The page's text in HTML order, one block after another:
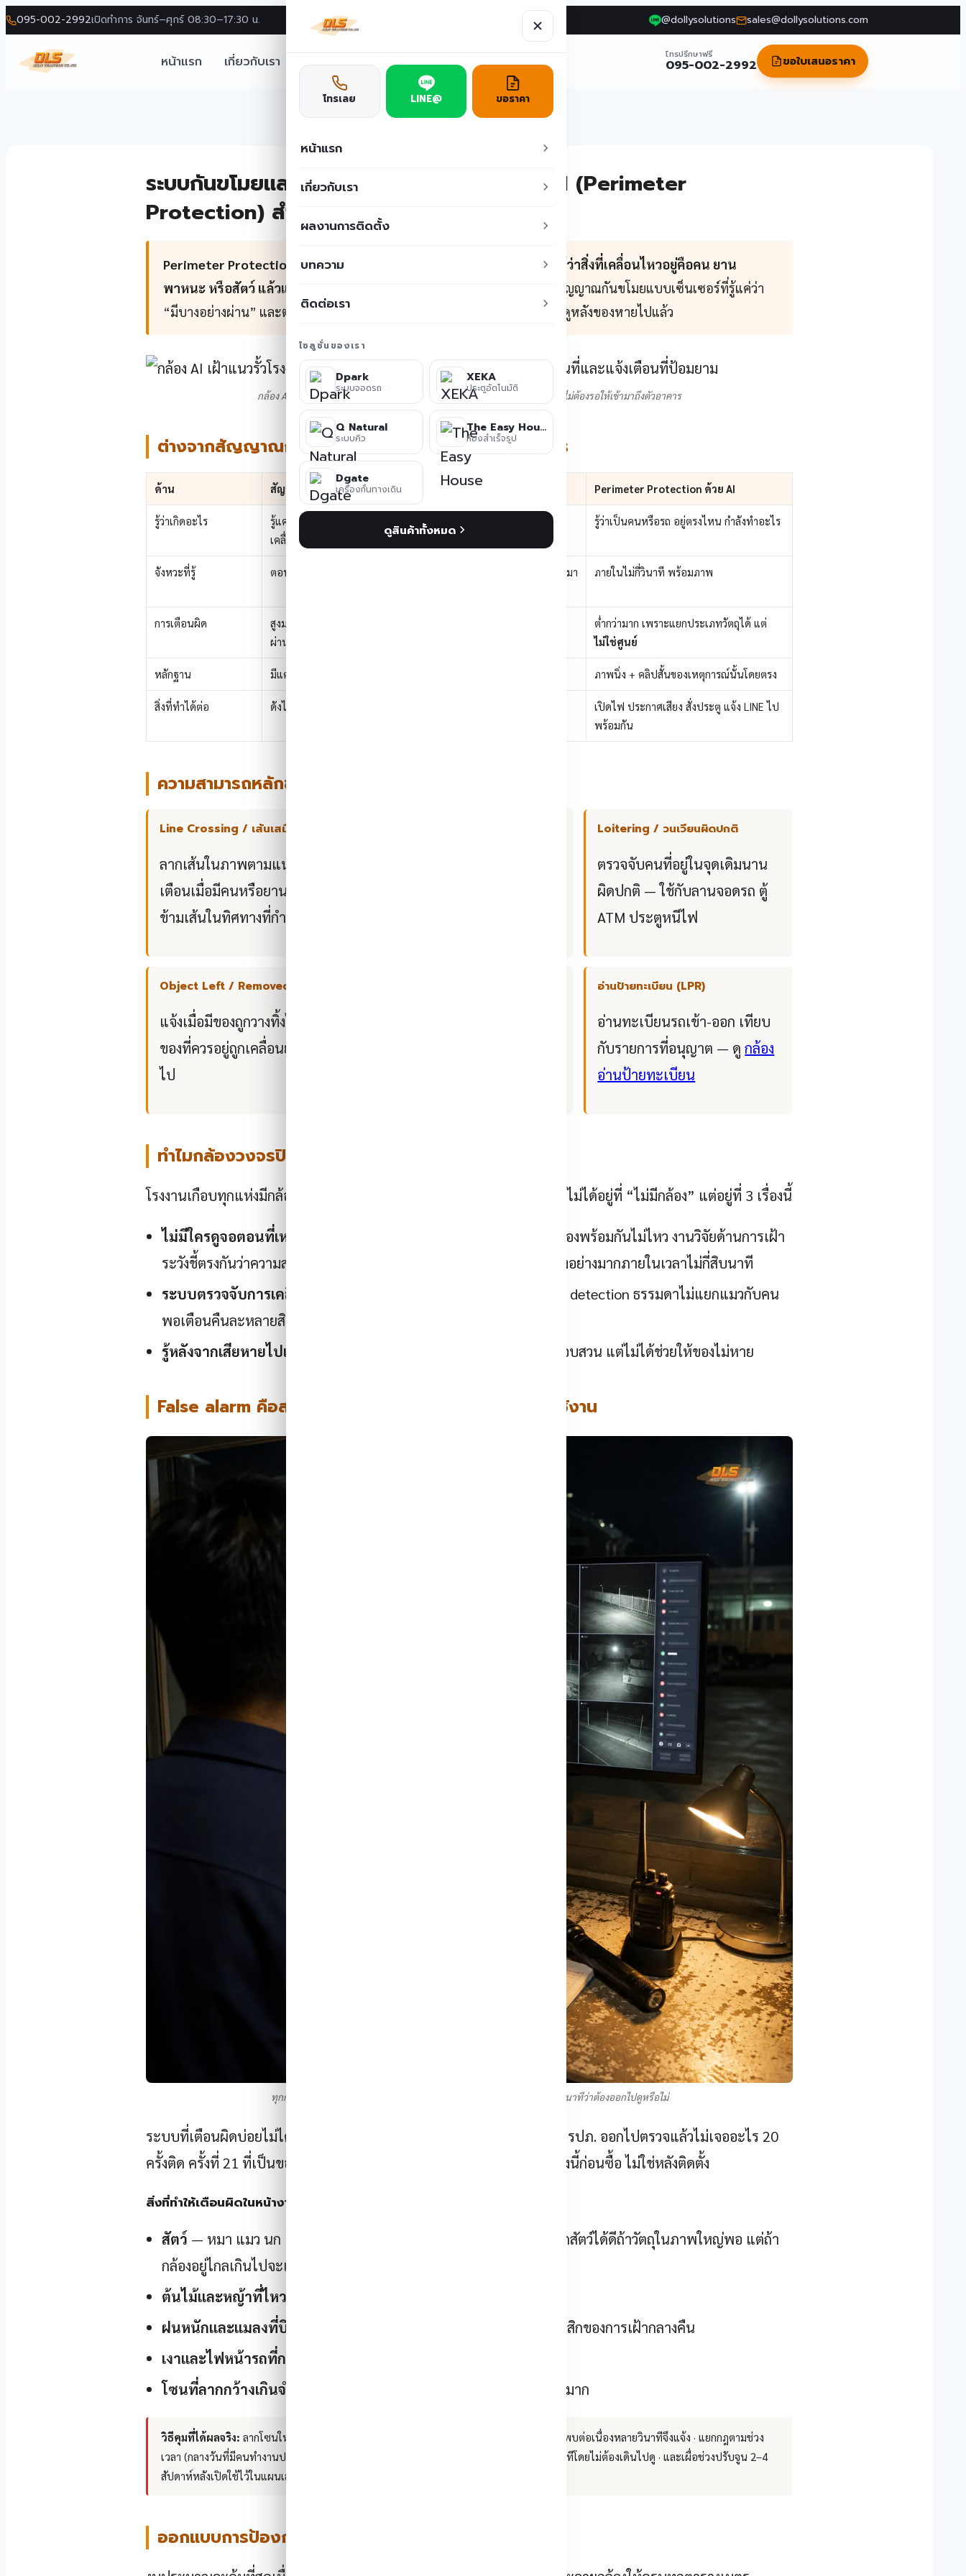
095-002-2992เปิดทำการ จันทร์–ศุกร์ 08:30–17:30 น. @dollysolutions sales@dollysolutions.com
หน้าแรก เกี่ยวกับเรา โซลูชั่น ผลงาน บทความ ติดต่อเรา โทรปรึกษาฟรี
095-002-2992 ขอใบเสนอราคา
โทรเลย LINE@ ขอราคา
หน้าแรก
เกี่ยวกับเรา
ผลงานการติดตั้ง
บทความ
ติดต่อเรา
โซลูชั่นของเรา
Dpark
ระบบจอดรถ
XEKA
ประตูอัตโนมัติ
Q Natural
ระบบคิว
The Easy House
ห้องสำเร็จรูป
Dgate
เครื่องกั้นทางเดิน
ดูสินค้าทั้งหมด
ระบบกันขโมยและป้องกันการบุกรุกด้วยกล้อง AI (Perimeter
Protection) สำหรับโรงงานและคลังสินค้า
Perimeter Protection คือการเฝ้าแนวเขตพื้นที่ด้วยกล้อง AI ที่แยกแยะได้ว่าสิ่งที่เคลื่อนไหวอยู่คือคน ยาน
พาหนะ หรือสัตว์ แล้วแจ้งเตือนเฉพาะกรณีที่เป็นการบุกรุกจริง
— ต่างจากสัญญาณกันขโมยแบบเซ็นเซอร์ที่รู้แค่ว่า
“มีบางอย่างผ่าน” และต่างจากกล้องวงจรปิดทั่วไปที่บันทึกไว้เฉย ๆ ให้มาย้อนดูหลังของหายไปแล้ว
กล้อง AI เฝ้าแนวเขตโรงงานตอนกลางคืน — แจ้งเตือนตั้งแต่มีคนเข้าใกล้แนวรั้ว ไม่ต้องรอให้เข้ามาถึงตัวอาคาร
ต่างจากสัญญาณกันขโมยและกล้องวงจรปิดทั่วไปอย่างไร
ด้าน สัญญาณกันขโมยแบบเซ็นเซอร์ กล้องวงจรปิดทั่วไป Perimeter Protection ด้วย AI
รู้ว่าเกิดอะไร
รู้แค่ว่ามีการตัดลำแสงหรือมีการ
เคลื่อนไหว
รู้ว่าเป็นคนหรือรถ อยู่ตรงไหน กำลังทำอะไร
จังหวะที่รู้ ตอนถูกกระตุ้น
ส่วนใหญ่คือหลังเกิดเหตุ ตอนมา
ภายในไม่กี่วินาที พร้อมภาพ
การเตือนผิด
สูงมาก — สัตว์ ใบไม้ ฝน แมลงบิน
ผ่านเลนส์
ต่ำกว่ามาก เพราะแยกประเภทวัตถุได้ แต่
ไม่ใช่ศูนย์
หลักฐาน มีแค่ log ว่าโซนไหนถูกกระตุ้น ภาพนิ่ง + คลิปสั้นของเหตุการณ์นั้นโดยตรง
สิ่งที่ทำได้ต่อ ดังไซเรน
เปิดไฟ ประกาศเสียง สั่งประตู แจ้ง LINE ไป
พร้อมกัน
ความสามารถหลักของระบบ
Line Crossing / เส้นเสมือน
ลากเส้นในภาพตามแนวรั้ว แจ้ง
เตือนเมื่อมีคนหรือยานพาหนะ
ข้ามเส้นในทิศทางที่กำหนด
Loitering / วนเวียนผิดปกติ
ตรวจจับคนที่อยู่ในจุดเดิมนาน
ผิดปกติ — ใช้กับลานจอดรถ ตู้
ATM ประตูหนีไฟ
Object Left / Removed
แจ้งเมื่อมีของถูกวางทิ้งไว้ หรือ
ของที่ควรอยู่ถูกเคลื่อนย้ายออก
ไป
อ่านป้ายทะเบียน (LPR)
อ่านทะเบียนรถเข้า-ออก เทียบ
กับรายการที่อนุญาต — ดูกล้อง
อ่านป้ายทะเบียน
ทำไมกล้องวงจรปิดที่มีอยู่แล้วถึงยังไม่พอ
โรงงานเกือบทุกแห่งมีกล้องวงจรปิดอยู่แล้ว แต่ของยังหายอยู่ดี เพราะปัญหาไม่ได้อยู่ที่ “ไม่มีกล้อง” แต่อยู่ที่ 3 เรื่องนี้
ไม่มีใครดูจอตอนที่เหตุเกิดจริง
— กะดึกมี รปภ. ไม่กี่คน ดูจอหลายสิบช่องพร้อมกันไม่ไหว งานวิจัยด้านการเฝ้า
ระวังชี้ตรงกันว่าความสามารถในการจับความผิดปกติจากการจ้องจอตกลงอย่างมากภายในเวลาไม่กี่สิบนาที
ระบบตรวจจับการเคลื่อนไหวแบบเดิมเตือนบ่อยจนถูกปิด
— motion detection ธรรมดาไม่แยกแมวกับคน
พอเตือนคืนละหลายสิบครั้ง สุดท้ายทีมงานก็ปิดการแจ้งเตือนทิ้ง
รู้หลังจากเสียหายไปแล้ว
— วิดีโอย้อนหลังช่วยเรื่องการเคลมและการสอบสวน แต่ไม่ได้ช่วยให้ของไม่หาย
False alarm คือสาเหตุอันดับหนึ่งที่ระบบกันขโมยถูกปิดใช้งาน
ทุกการแจ้งเตือนมาพร้อมภาพของเหตุการณ์นั้น เพื่อให้ รปภ. ตัดสินได้ใน 2 วินาทีว่าต้องออกไปดูหรือไม่
ระบบที่เตือนผิดบ่อยไม่ได้แค่ “น่ารำคาญ” แต่มันทำลายตัวเอง เพราะเมื่อ รปภ. ออกไปตรวจแล้วไม่เจออะไร 20
ครั้งติด ครั้งที่ 21 ที่เป็นของจริงก็จะไม่มีใครออกไป นี่คือเหตุผลที่ต้องคุยเรื่องนี้ก่อนซื้อ ไม่ใช่หลังติดตั้ง
สิ่งที่ทำให้เตือนผิดในหน้างานจริง
สัตว์ — หมา แมว นก และหนู เป็นสาเหตุอันดับต้น ๆ AI แยกคนออกจากสัตว์ได้ดีถ้าวัตถุในภาพใหญ่พอ แต่ถ้า
กล้องอยู่ไกลเกินไปจะเริ่มเดา
ต้นไม้และหญ้าที่ไหวตามลม
ฝนหนักและแมลงที่บินเข้าหาไฟอินฟราเรดของกล้อง
— ปัญหาคลาสสิกของการเฝ้ากลางคืน
เงาและไฟหน้ารถที่กวาดผ่าน
โซนที่ลากกว้างเกินจำเป็น
— ยิ่งโซนใหญ่ ยิ่งมีสิ่งรบกวนเข้ามาในเฟรมมาก
วิธีคุมที่ได้ผลจริง: ลากโซนให้แคบและตรงกับแนวที่ต้องป้องกันจริง ๆ · ตั้งเงื่อนไขให้ต้องตรวจพบต่อเนื่องหลายวินาทีจึงแจ้ง · แยกกฎตามช่วง
เวลา (กลางวันที่มีคนทำงานปกติไม่ต้องเตือน) · ให้ทุกการแจ้งเตือนแนบภาพเพื่อให้ตัดสินได้ทันทีโดยไม่ต้องเดินไปดู · และเผื่อช่วงปรับจูน 2–4
สัปดาห์หลังเปิดใช้ไว้ในแผนเสมอ
ออกแบบการป้องกันเป็นชั้น ไม่ใช่ติดกล้องให้ทั่ว